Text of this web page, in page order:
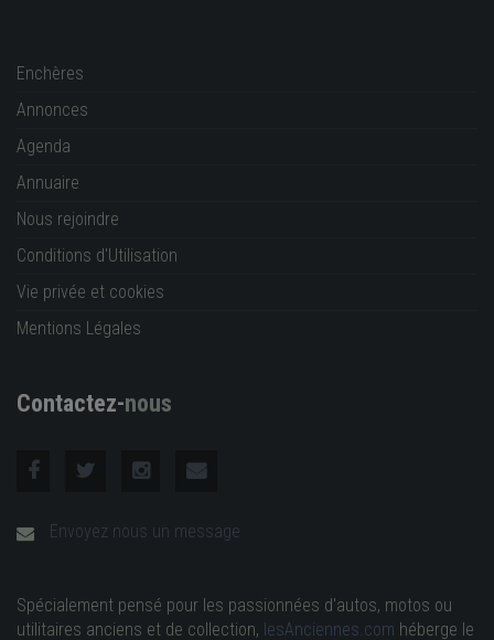
Enchères
Annonces
Agenda
Annuaire
Nous rejoindre
Conditions d'Utilisation
Vie privée et cookies
Mentions Légales
Contactez-nous
Envoyez nous un message
Spécialement pensé pour les passionnées d'autos, motos ou
utilitaires anciens et de collection, lesAnciennes.com héberge le